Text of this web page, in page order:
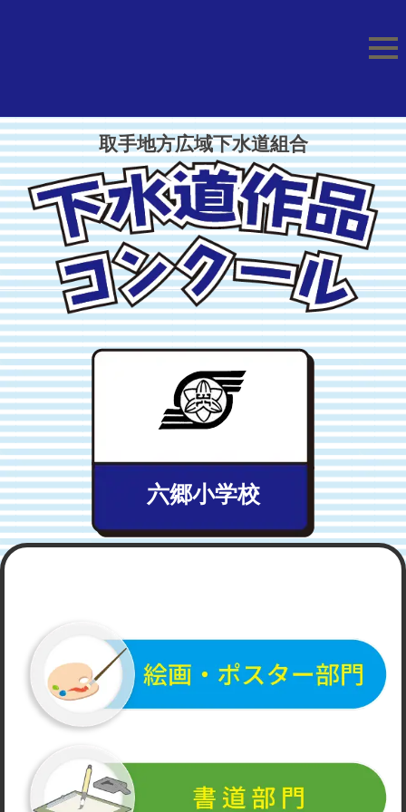
取手地方広域下水道組合
六郷小学校